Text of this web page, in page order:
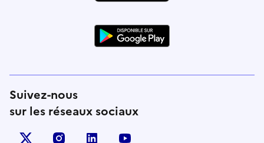
Suivez-nous
sur les réseaux sociaux
X (anciennement Twitter)
instagramlinkedin